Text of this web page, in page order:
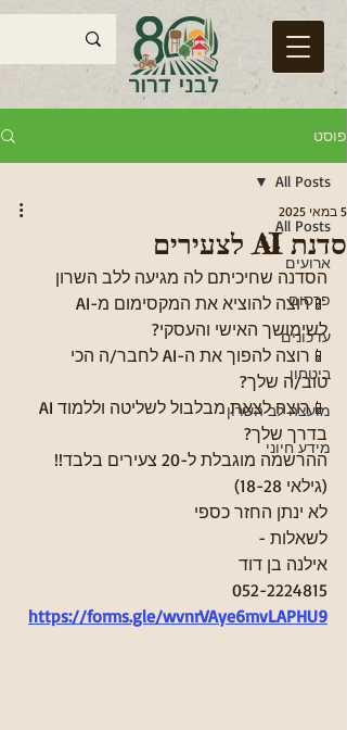
פוסט
All Posts
ארועים
פרסום
עדכונים
ביטחון
מועצה לב השרון
מידע חיוני
All Posts
סדנת AI לצעירים
5 במאי 2025
הסדנה שחיכיתם לה מגיעה ללב השרון
לשימושך האישי והעסקי?
📱רוצה להפוך את ה-AI לחבר/ה הכי
טוב/ה שלך?
בדרך שלך?
ההרשמה מוגבלת ל-20 צעירים בלבד!!
(גילאי 18-28)
לא ינתן החזר כספי
לשאלות -
אילנה בן דוד
052-2224815
https://forms.gle/wvnrVAye6mvLAPHU9